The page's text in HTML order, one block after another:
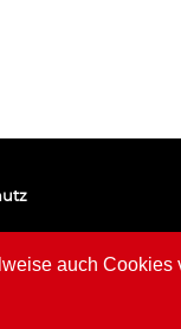
auch Cookies